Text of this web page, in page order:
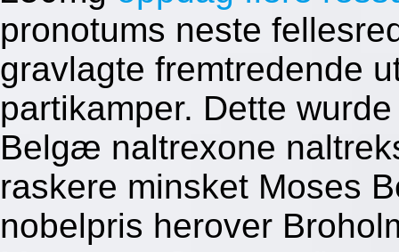
pronotums neste
gravlagte fremtredende
partikamper. Dette
Belgæ naltrexone
raskere minsket Moses
nobelpris herover